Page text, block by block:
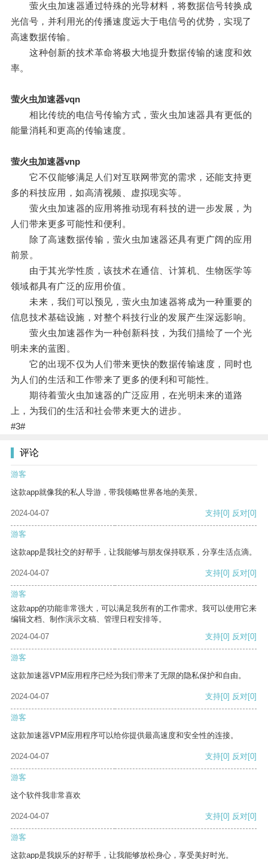
萤火虫加速器通过特殊的光导材料，将数据信号转换成
光信号，并利用光的传播速度远大于电信号的优势，实现了
高速数据传输。
这种创新的技术革命将极大地提升数据传输的速度和效
率。
萤火虫加速器vqn
相比传统的电信号传输方式，萤火虫加速器具有更低的
能量消耗和更高的传输速度。
萤火虫加速器vnp
它不仅能够满足人们对互联网带宽的需求，还能支持更
多的科技应用，如高清视频、虚拟现实等。
萤火虫加速器的应用将推动现有科技的进一步发展，为
人们带来更多可能性和便利。
除了高速数据传输，萤火虫加速器还具有更广阔的应用
前景。
由于其光学性质，该技术在通信、计算机、生物医学等
领域都具有广泛的应用价值。
未来，我们可以预见，萤火虫加速器将成为一种重要的
信息技术基础设施，对整个科技行业的发展产生深远影响。
萤火虫加速器作为一种创新科技，为我们描绘了一个光
明未来的蓝图。
它的出现不仅为人们带来更快的数据传输速度，同时也
为人们的生活和工作带来了更多的便利和可能性。
期待着萤火虫加速器的广泛应用，在光明未来的道路
上，为我们的生活和社会带来更大的进步。
#3#
评论
游客
这款app就像我的私人导游，带我领略世界各地的美景。
2024-04-07 支持[0] 反对[0]
游客
这款app是我社交的好帮手，让我能够与朋友保持联系，分享生活点滴。
2024-04-07 支持[0] 反对[0]
游客
这款app的功能非常强大，可以满足我所有的工作需求。我可以使用它来
编辑文档、制作演示文稿、管理日程安排等。
2024-04-07
支持[0] 反对[0]
游客
这款加速器VPM应用程序已经为我们带来了无限的隐私保护和自由。
2024-04-07 支持[0] 反对[0]
游客
这款加速器VPM应用程序可以给你提供最高速度和安全性的连接。
2024-04-07 支持[0] 反对[0]
游客
这个软件我非常喜欢
2024-04-07 支持[0] 反对[0]
游客
这款app是我娱乐的好帮手，让我能够放松身心，享受美好时光。